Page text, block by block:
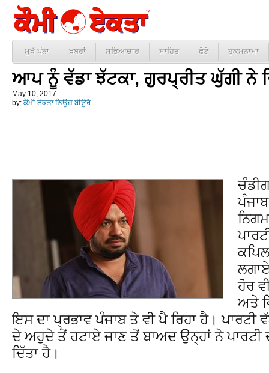
ਮੁਖੱ ਪੰਨਾ ਖ਼ਬਰਾਂ ਸਭਿਆਚਾਰ ਸਾਹਿਤ ਫੋਟੋ ਹੁਕਮਨਾਮਾ
ਆਪ ਨੂੰ ਵੱਡਾ ਝੱਟਕਾ, ਗੁਰਪ੍ਰੀਤ ਘੁੱਗੀ ਨੇ
May 10, 2017
by: ਕੌਮੀ ਏਕਤਾ ਨਿਊਜ਼ ਬੀਊਰੋ
ਹੋਰ
ਅਤੇ
ਇਸ ਦਾ ਪ੍ਰਭਾਵ ਪੰਜਾਬ ਤੇ ਵੀ ਪੈ ਰਿਹਾ ਹੈ।
ਦੇ ਅਹੁਦੇ ਤੋਂ ਹਟਾਏ ਜਾਣ ਤੋਂ ਬਾਅਦ ਉਨ੍ਹਾਂ ਨੇ ਪਾਰਟੀ
ਦਿੱਤਾ ਹੈ।